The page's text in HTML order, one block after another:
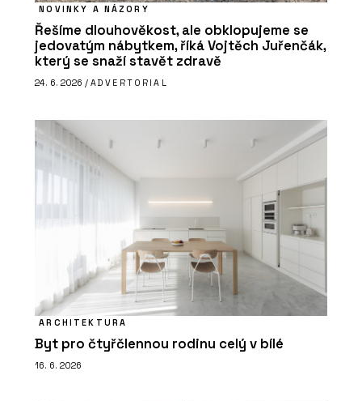
NOVINKY A NÁZORY
Řešíme dlouhověkost, ale obklopujeme se
jedovatým nábytkem, říká Vojtěch Juřenčák,
který se snaží stavět zdravě
24. 6. 2026 / ADVERTORIAL
ARCHITEKTURA
Byt pro čtyřčlennou rodinu celý v bílé
16. 6. 2026